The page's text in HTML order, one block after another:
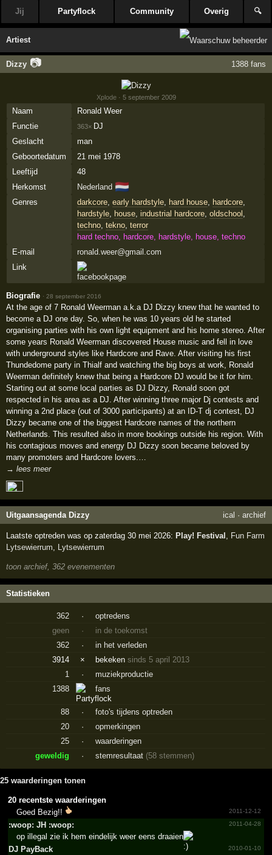
Jij Partyflock Community Overig 🔍
Artiest
Dizzy 📷 1388 fans
Xplode· 5 september 2009
Naam
Ronald Weer
Functie
363× DJ
Geslacht
man
Geboortedatum
21 mei 1978
Leeftijd
48
Herkomst
Nederland 🇳🇱
Genres darkcore, early hardstyle, hard house, hardcore,
hardstyle, house, industrial hardcore, oldschool
techno, tekno, terror
hard techno, hardcore, hardstyle, house, techno
E-mail
ronald.weer@gmail.com
Link
Biografie ·28 september 2016
At the age of 7 Ronald Weerman a.k.a DJ Dizzy knew that he wanted to
become a DJ one day. So, when he was 10 years old he started
organising parties with his own light equipment and his home stereo. After
some years Ronald Weerman discovered House music and fell in love
with underground styles like Hardcore and Rave. After visiting his first
Thundedome party in Thialf and watching the big boys at work, Ronald
Weerman definitely knew that being a Hardcore DJ would be it for him.
Starting out at some local parties as DJ Dizzy, Ronald soon got
respected in his area as a DJ. After winning three major Dj contests and
winning a 2nd place (out of 3000 participants) at an ID-T dj contest, DJ
Dizzy became one of the biggest Hardcore names of the northern
Netherlands. This resulted also in more bookings outside his region. With
his contagious moves and energy DJ Dizzy soon became beloved by
many promoters and Hardcore lovers.…
→ lees meer
Uitgaansagenda Dizzy ical · archief
Laatste optreden was op zaterdag 30 mei 2026: Play! Festival , Fun Farm
Lytsewierrum, Lytsewierrum
toon archief, 362 evenementen
Statistieken
362 ·
optredens
geen
·
in de toekomst
362
·
in het verleden
3914
× bekekensinds 5 april 2013
1
·
muziekproductie
1388
fans
88 ·
foto's tijdens optreden
20
·
opmerkingen
25
·
waarderingen
geweldig
· stemresultaat (58 stemmen)
25 waarderingen tonen
20 recentste waarderingen
2011-12-12
Goed Bezig!!
:woop: JH :woop:
2011-04-28
op illegal zie ik hem eindelijk weer eens draaien
DJ PayBack
2010-01-10